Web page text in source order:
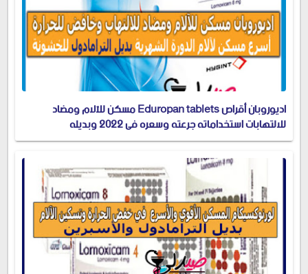
اديوروبان أقراص Eduropan tablets مسكن للآلام ومضاد
للالتهابات استخداماته جرعته وسعره في 2022 وبديله